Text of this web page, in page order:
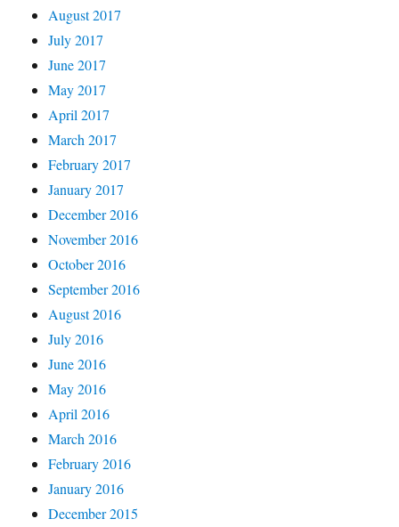
August 2017
July 2017
June 2017
May 2017
April 2017
March 2017
February 2017
January 2017
December 2016
November 2016
October 2016
September 2016
August 2016
July 2016
June 2016
May 2016
April 2016
March 2016
February 2016
January 2016
December 2015